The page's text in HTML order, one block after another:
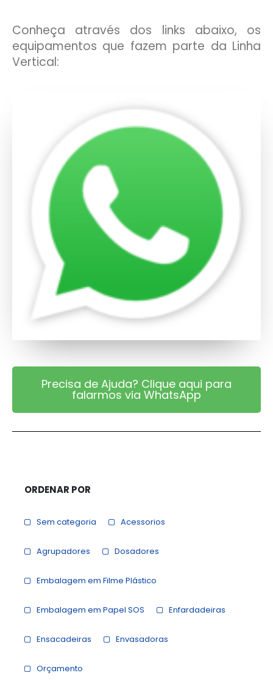
Conheça através dos links abaixo, os
equipamentos que fazem parte da Linha
Vertical:
Precisa de Ajuda? Clique aqui para
falarmos via WhatsApp
ORDENAR POR
Sem categoria Acessorios
Agrupadores Dosadores
Embalagem em Filme Plástico
Embalagem em Papel SOS Enfardadeiras
Ensacadeiras Envasadoras
Orçamento